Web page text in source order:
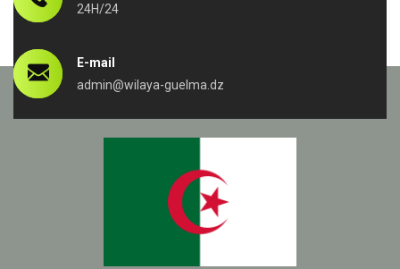
24H/24
E-mail
admin@wilaya-guelma.dz